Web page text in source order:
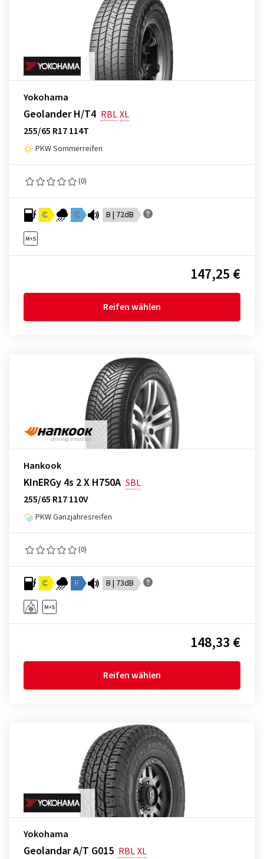
Yokohama
Geolander H/T4 RBLXL
255/65 R17 114T
PKW Sommerreifen
(0)
C C B | 72dB
147,25 €
Reifen wählen
Hankook
KInERGy 4s 2 X H750A SBL
255/65 R17 110V
PKW Ganzjahresreifen
(0)
C B B | 73dB
148,33 €
Reifen wählen
Yokohama
Geolandar A/T G015 RBLXL